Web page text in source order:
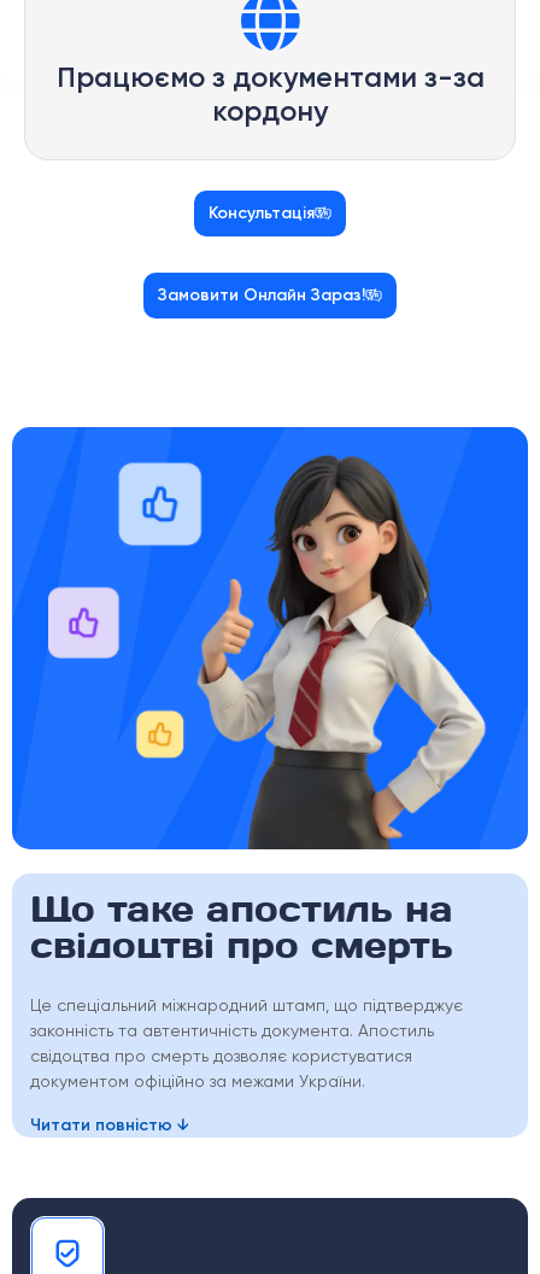
Працюємо з документами з-за
кордону
Консультація
Замовити Онлайн Зараз!
Що таке апостиль на
свідоцтві про смерть
Це спеціальний міжнародний штамп, що підтверджує
законність та автентичність документа. Апостиль
свідоцтва про смерть дозволяє користуватися
документом офіційно за межами України.
Читати повністю